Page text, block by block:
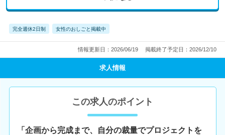
完全週休2日制 女性のおしごと掲載中
情報更新日：2026/06/19 掲載終了予定日：2026/12/10
求人情報
この求人のポイント
「企画から完成まで、自分の裁量でプロジェクトを